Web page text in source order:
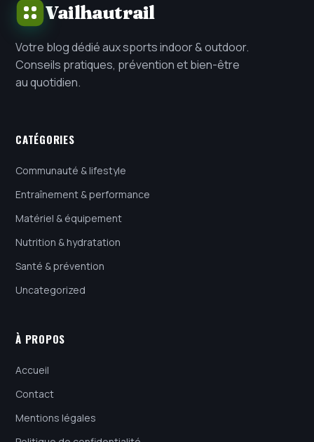
Vailhautrail
Votre blog dédié aux sports indoor & outdoor.
Conseils pratiques, prévention et bien-être
au quotidien.
CATÉGORIES
Communauté & lifestyle
Entraînement & performance
Matériel & équipement
Nutrition & hydratation
Santé & prévention
Uncategorized
À PROPOS
Accueil
Contact
Mentions légales